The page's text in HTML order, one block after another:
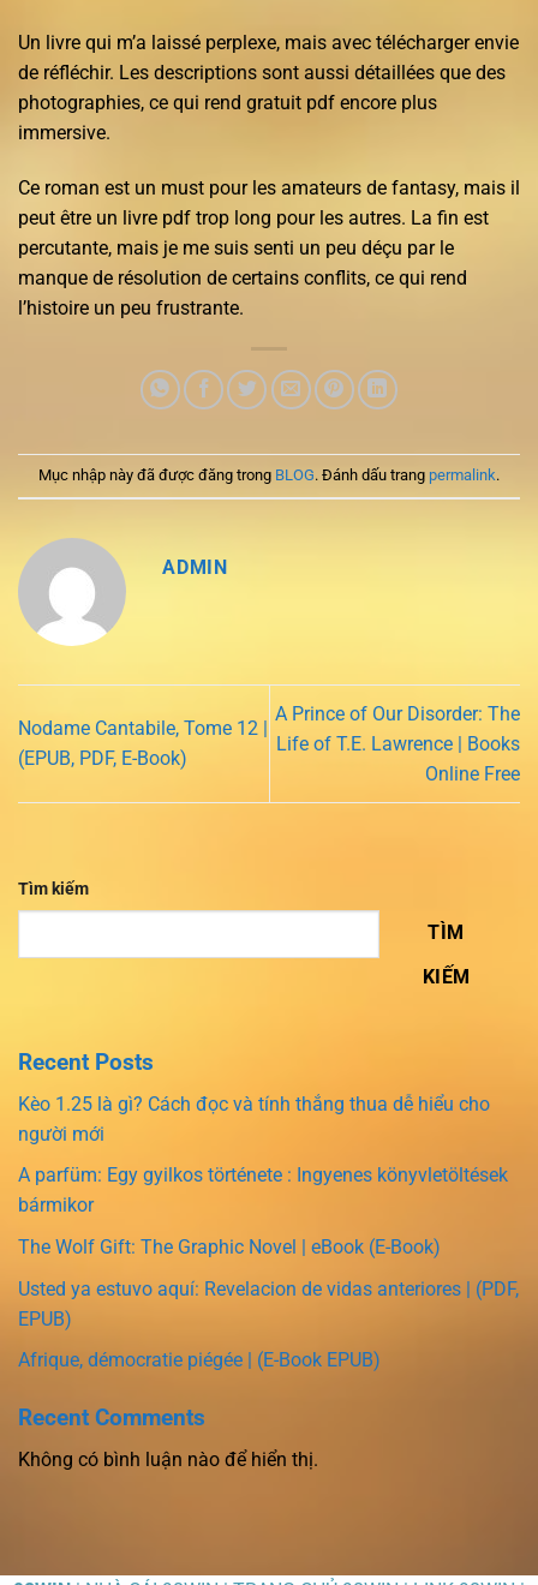
Un livre qui m’a laissé perplexe, mais avec télécharger envie
de réfléchir. Les descriptions sont aussi détaillées que des
photographies, ce qui rend gratuit pdf encore plus
immersive.
Ce roman est un must pour les amateurs de fantasy, mais il
peut être un livre pdf trop long pour les autres. La fin est
percutante, mais je me suis senti un peu déçu par le
manque de résolution de certains conflits, ce qui rend
l’histoire un peu frustrante.
Mục nhập này đã được đăng trong BLOG. Đánh dấu trang permalink.
ADMIN
Nodame Cantabile, Tome 12 |
(EPUB, PDF, E-Book)
A Prince of Our Disorder: The
Life of T.E. Lawrence | Books
Online Free
Tìm kiếm
TÌM
KIẾM
Recent Posts
Kèo 1.25 là gì? Cách đọc và tính thắng thua dễ hiểu cho
người mới
A parfüm: Egy gyilkos története : Ingyenes könyvletöltések
bármikor
The Wolf Gift: The Graphic Novel | eBook (E-Book)
Usted ya estuvo aquí: Revelacion de vidas anteriores | (PDF,
EPUB)
Afrique, démocratie piégée | (E-Book EPUB)
Recent Comments
Không có bình luận nào để hiển thị.